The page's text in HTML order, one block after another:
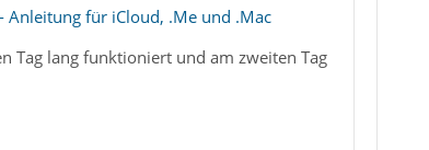
Anleitung für iCloud, .Me und .Mac
Tag lang funktioniert und am zweiten Tag